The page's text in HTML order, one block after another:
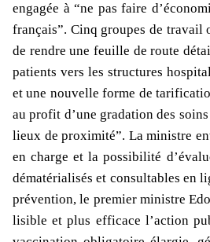
engagée à “ne pas faire
français”. Cinq groupes de travail
de rendre une feuille de route
patients vers les structures
et une nouvelle forme de
au profit d’une gradation des
lieux de proximité”. La ministre
en charge et la possibilité
dématérialisés et consultables en
prévention, le premier ministre
lisible et plus efficace l’action